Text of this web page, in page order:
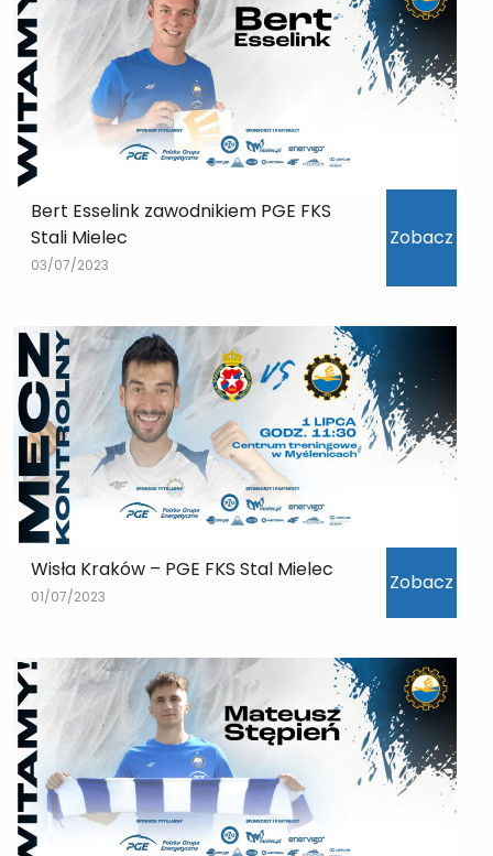
Bert Esselink zawodnikiem PGE FKS
Stali Mielec
03/07/2023
Zobacz
Wisła Kraków – PGE FKS Stal Mielec
01/07/2023
Zobacz